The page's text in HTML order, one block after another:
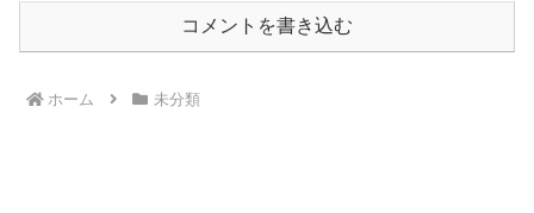
コメントを書き込む
ホーム 未分類